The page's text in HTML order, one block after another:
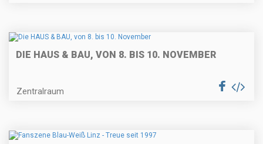
DIE HAUS & BAU, VON 8. BIS 10. NOVEMBER
Zentralraum